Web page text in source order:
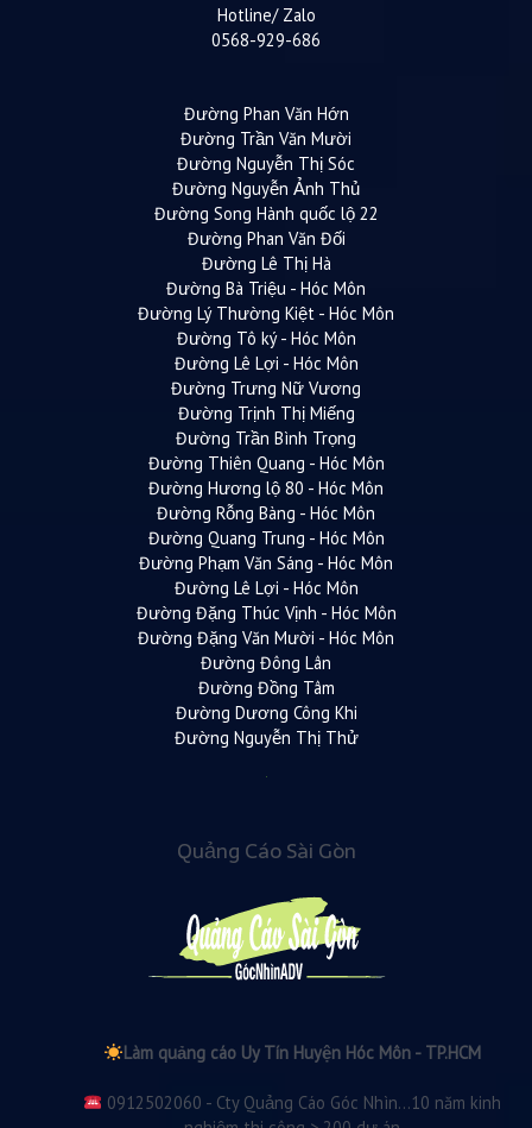
Hotline/ Zalo
0568-929-686
Đường Phan Văn Hớn
Đường Trần Văn Mười
Đường Nguyễn Thị Sóc
Đường Nguyễn Ảnh Thủ
Đường Song Hành quốc lộ 22
Đường Phan Văn Đối
Đường Lê Thị Hà
Đường Bà Triệu - Hóc Môn
Đường Lý Thường Kiệt - Hóc Môn
Đường Tô ký - Hóc Môn
Đường Lê Lợi - Hóc Môn
Đường Trưng Nữ Vương
Đường Trịnh Thị Miếng
Đường Trần Bình Trọng
Đường Thiên Quang - Hóc Môn
Đường Hương lộ 80 - Hóc Môn
Đường Rỗng Bàng - Hóc Môn
Đường Quang Trung - Hóc Môn
Đường Phạm Văn Sáng - Hóc Môn
Đường Lê Lợi - Hóc Môn
Đường Đặng Thúc Vịnh - Hóc Môn
Đường Đặng Văn Mười - Hóc Môn
Đường Đông Lân
Đường Đồng Tâm
Đường Dương Công Khi
Đường Nguyễn Thị Thử
Quảng Cáo Sài Gòn
Làm quảng cáo Uy Tín Huyện Hóc Môn - TP.HCM
0912502060 - Cty Quảng Cáo Góc Nhìn...10 năm kinh